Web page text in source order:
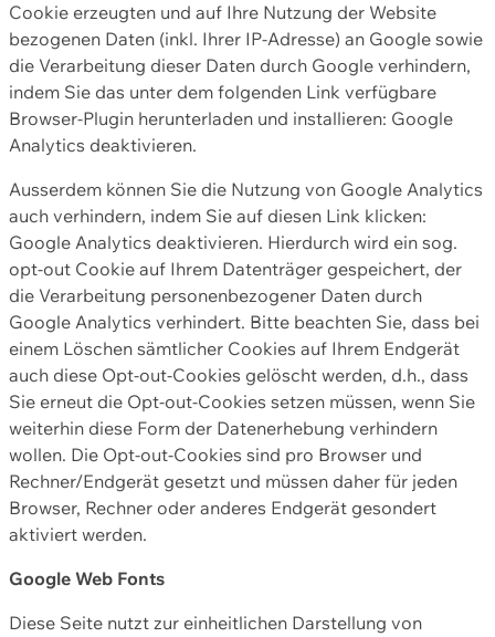
Cookie erzeugten und auf Ihre Nutzung der Website
bezogenen Daten (inkl. Ihrer IP-Adresse) an Google sowie
die Verarbeitung dieser Daten durch Google verhindern,
indem Sie das unter dem folgenden Link verfügbare
Browser-Plugin herunterladen und installieren: Google
Analytics deaktivieren.
Ausserdem können Sie die Nutzung von Google Analytics
auch verhindern, indem Sie auf diesen Link klicken:
Google Analytics deaktivieren. Hierdurch wird ein sog.
opt-out Cookie auf Ihrem Datenträger gespeichert, der
die Verarbeitung personenbezogener Daten durch
Google Analytics verhindert. Bitte beachten Sie, dass bei
einem Löschen sämtlicher Cookies auf Ihrem Endgerät
auch diese Opt-out-Cookies gelöscht werden, d.h., dass
Sie erneut die Opt-out-Cookies setzen müssen, wenn Sie
weiterhin diese Form der Datenerhebung verhindern
wollen. Die Opt-out-Cookies sind pro Browser und
Rechner/Endgerät gesetzt und müssen daher für jeden
Browser, Rechner oder anderes Endgerät gesondert
aktiviert werden.
Google Web Fonts
Diese Seite nutzt zur einheitlichen Darstellung von